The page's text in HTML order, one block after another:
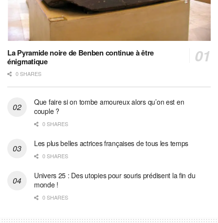
La Pyramide noire de Benben continue à être
énigmatique
0 SHARES
Que faire si on tombe amoureux alors qu’on est en
couple ?
0 SHARES
Les plus belles actrices françaises de tous les temps
0 SHARES
Univers 25 : Des utopies pour souris prédisent la fin du
monde !
0 SHARES